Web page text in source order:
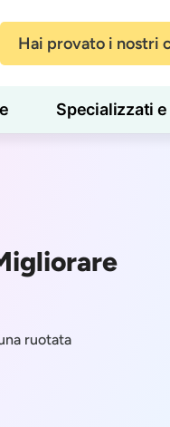
Hai provato i nostri
Specializzati
ruotata